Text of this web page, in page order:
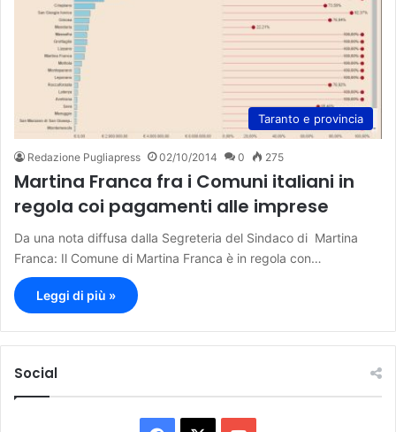
Taranto e provincia
Redazione Pugliapress 02/10/2014 0 275
Martina Franca fra i Comuni italiani in
regola coi pagamenti alle imprese
Da una nota diffusa dalla Segreteria del Sindaco di Martina
Franca: Il Comune di Martina Franca è in regola con…
Leggi di più »
Social